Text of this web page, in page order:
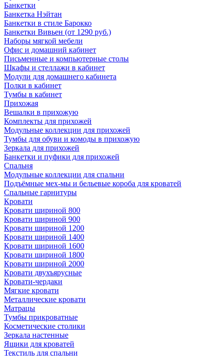
Банкетки
Банкетка Нэйтан
Банкетки в стиле Барокко
Банкетки Вивьен (от 1290 руб.)
Наборы мягкой мебели
Офис и домашний кабинет
Письменные и компьютерные столы
Шкафы и стеллажи в кабинет
Модули для домашнего кабинета
Полки в кабинет
Тумбы в кабинет
Прихожая
Вешалки в прихожую
Комплекты для прихожей
Модульные коллекции для прихожей
Тумбы для обуви и комоды в прихожую
Зеркала для прихожей
Банкетки и пуфики для прихожей
Спальня
Модульные коллекции для спальни
Подъёмные мех-мы и бельевые короба для кроватей
Спальные гарнитуры
Кровати
Кровати шириной 800
Кровати шириной 900
Кровати шириной 1200
Кровати шириной 1400
Кровати шириной 1600
Кровати шириной 1800
Кровати шириной 2000
Кровати двухъярусные
Кровати-чердаки
Мягкие кровати
Металлические кровати
Матрацы
Тумбы прикроватные
Косметические столики
Зеркала настенные
Ящики для кроватей
Текстиль для спальни